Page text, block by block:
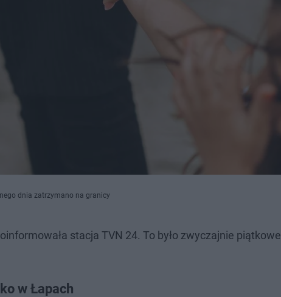
dnia zatrzymano na granicy
stacja TVN 24. To było zwyczajnie piątkowe
w Łapach